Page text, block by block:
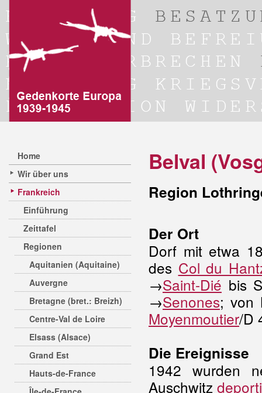
Home
Wir über uns
Frankreich
Einführung
Zeittafel
Regionen
Aquitanien (Aquitaine)
Auvergne
Bretagne (bret.: Breizh)
Centre-Val de Loire
Elsass (Alsace)
Grand Est
Hauts-de-France
Belval
Region
Der Ort
Dorf mit etwa
des Col du
→Saint-Dié bis
→Senones; von
Moyenmoutier/D
Die Ereignisse
1942 wurden
Auschwitz